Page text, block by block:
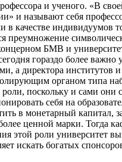
и ученого. «В
называют себя
качестве
БМВ и
гораздо более
а директора
органом типа
поскольку и сами
себя на
в монетарный капитал,
ценной марки.
этой роли
искать богатых